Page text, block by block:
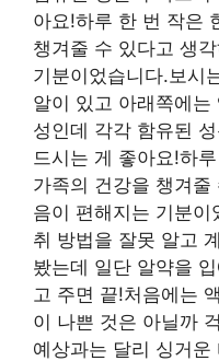
아요!하루 한 번 작은
챙겨줄 수 있다고 생
기분이었습니다.보시
알이 있고 아래쪽에
성인데 각각 함유된
드시는 게 좋아요!하
가족의 건강을 챙겨
음이 편해지는 기분이
취 방법을 잘못 알고
봤는데 일단 알약을
고 주면 끝!처음에는
이 나쁜 것은 아닐까
예상과는 달리 싱거